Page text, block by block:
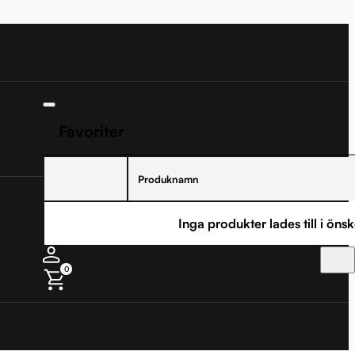
Produknamn
Inga produkter lades till i
0